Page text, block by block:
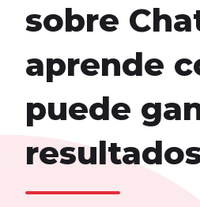
sobre
aprende
puede